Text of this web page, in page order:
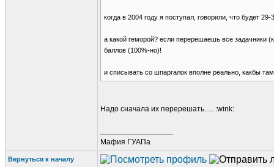
когда в 2004 году я поступал, говорили, что будет
а какой геморой? если перерешаешь все задачники
баллов (100%-но)!
и списывать со шпаргалок вполне реально, какбы
Надо сначала их перерешать..... :wink:
Мафия ГУАПа
Вернуться к началу